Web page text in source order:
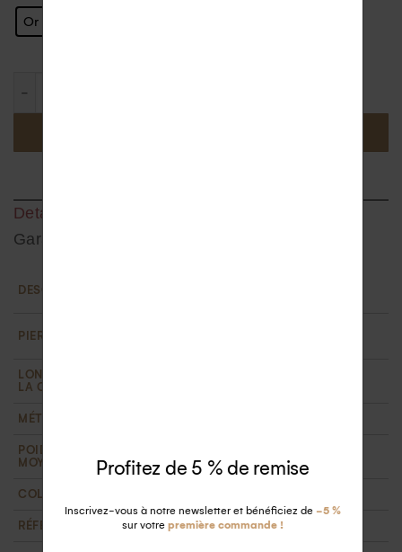
Or Jaune
Detail du bijou
Garantie
DESCRIPTION
PIERRE
LONGUEUR DE
LA CHAÎNE
MÉTAL
POIDS D'OR
MOYEN
COLLECTION
RÉFÉRENCE
Profitez de 5 % de remise
Inscrivez-vous à notre newsletter et bénéficiez de -5 %
sur votre première commande !